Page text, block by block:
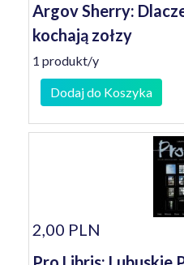
Argov Sherry:
kochają zołzy
1 produkt/y
Dodaj do Koszyka
2,00 PLN